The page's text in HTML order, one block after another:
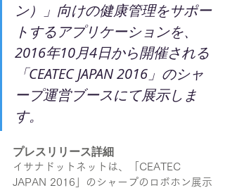
ン）」向けの健康管理をサポー
トするアプリケーションを、
2016年10月4日から開催される
「CEATEC JAPAN 2016」のシャ
ープ運営ブースにて展示しま
す。
プレスリリース詳細
イサナドットネットは、「CEATEC
JAPAN 2016」のシャープのロボホン展示